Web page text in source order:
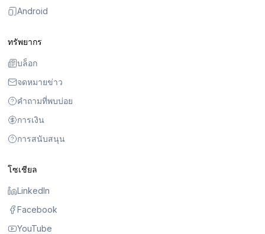
Android
ทรัพยากร
บล็อก
จดหมายข่าว
คำถามที่พบบ่อย
การเงิน
การสนับสนุน
โซเชียล
LinkedIn
Facebook
YouTube